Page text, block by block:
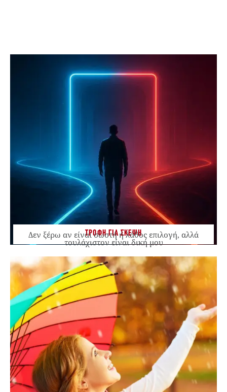
ΤΡΟΦΗ ΓΙΑ ΣΚΕΨΗ
Δεν ξέρω αν είναι σωστή ή λάθος επιλογή, αλλά
τουλάχιστον είναι δική μου